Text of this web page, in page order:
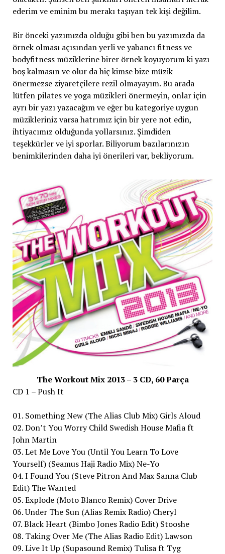
ederim ve eminim bu merakı taşıyan tek kişi değilim.
Bir önceki yazımızda olduğu gibi ben bu yazımızda da
örnek olması açısından yerli ve yabancı fitness ve
bodyfitness müziklerine birer örnek koyuyorum ki yazı
boş kalmasın ve olur da hiç kimse bize müzik
önermezse ziyaretçilere rezil olmayayım. Bu arada
lütfen pilates ve yoga müzikleri önermeyin, onlar için
ayrı bir yazı yazacağım ve eğer bu kategoriye uygun
müzikleriniz varsa hatrımız için bir yere not edin,
ihtiyacımız olduğunda yollarsınız. Şimdiden
teşekkürler ve iyi sporlar. Biliyorum bazılarınızın
benimkilerinden daha iyi önerileri var, bekliyorum.
The Workout Mix 2013 – 3 CD, 60 Parça
CD 1 – Push It
01. Something New (The Alias Club Mix) Girls Aloud
02. Don’t You Worry Child Swedish House Mafia ft
John Martin
03. Let Me Love You (Until You Learn To Love
Yourself) (Seamus Haji Radio Mix) Ne-Yo
04. I Found You (Steve Pitron And Max Sanna Club
Edit) The Wanted
05. Explode (Moto Blanco Remix) Cover Drive
06. Under The Sun (Alias Remix Radio) Cheryl
07. Black Heart (Bimbo Jones Radio Edit) Stooshe
08. Taking Over Me (The Alias Radio Edit) Lawson
09. Live It Up (Supasound Remix) Tulisa ft Tyg